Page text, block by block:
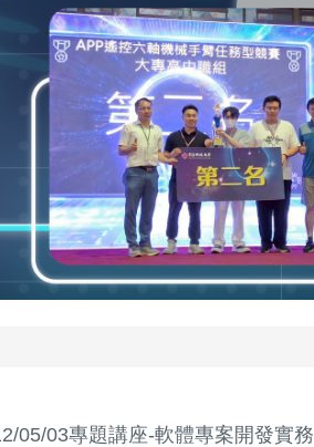
05/03專題講座-軟體專案開發實務